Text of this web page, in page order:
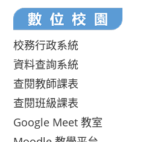
校務行政系統
資料查詢系統
查閱教師課表
查閱班級課表
Google Meet 教室